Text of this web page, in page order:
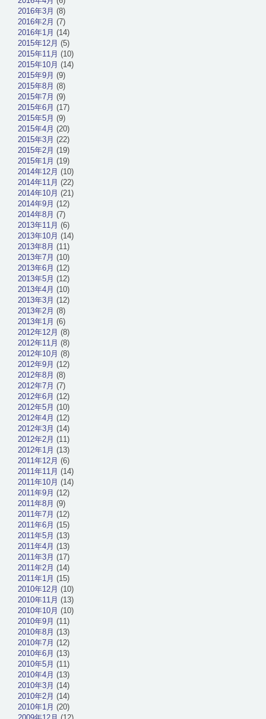
2016年3月 (8)
2016年2月 (7)
2016年1月 (14)
2015年12月 (5)
2015年11月 (10)
2015年10月 (14)
2015年9月 (9)
2015年8月 (8)
2015年7月 (9)
2015年6月 (17)
2015年5月 (9)
2015年4月 (20)
2015年3月 (22)
2015年2月 (19)
2015年1月 (19)
2014年12月 (10)
2014年11月 (22)
2014年10月 (21)
2014年9月 (12)
2014年8月 (7)
2013年11月 (6)
2013年10月 (14)
2013年8月 (11)
2013年7月 (10)
2013年6月 (12)
2013年5月 (12)
2013年4月 (10)
2013年3月 (12)
2013年2月 (8)
2013年1月 (6)
2012年12月 (8)
2012年11月 (8)
2012年10月 (8)
2012年9月 (12)
2012年8月 (8)
2012年7月 (7)
2012年6月 (12)
2012年5月 (10)
2012年4月 (12)
2012年3月 (14)
2012年2月 (11)
2012年1月 (13)
2011年12月 (6)
2011年11月 (14)
2011年10月 (14)
2011年9月 (12)
2011年8月 (9)
2011年7月 (12)
2011年6月 (15)
2011年5月 (13)
2011年4月 (13)
2011年3月 (17)
2011年2月 (14)
2011年1月 (15)
2010年12月 (10)
2010年11月 (13)
2010年10月 (10)
2010年9月 (11)
2010年8月 (13)
2010年7月 (12)
2010年6月 (13)
2010年5月 (11)
2010年4月 (13)
2010年3月 (14)
2010年2月 (14)
2010年1月 (20)